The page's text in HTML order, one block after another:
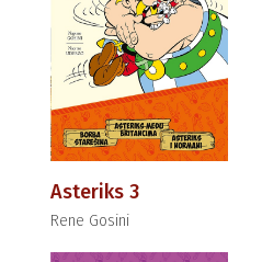
Asteriks 3
Rene Gosini